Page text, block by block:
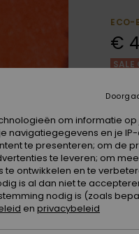
ECO-
€
SALE
Kleur
om informatie
navigatiegegevens en je
te presenteren; om de
te leveren; om
ontwikkelen en te
is al dan niet te
nodig is (zoals
en privacybeleid